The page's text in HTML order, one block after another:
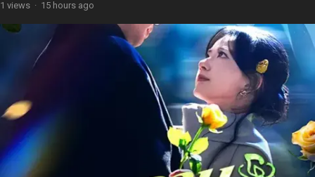
1 views · 15 hours ago